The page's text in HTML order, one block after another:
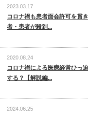
2023.03.17
コロナ禍も患者面会許可を貫
者・患者が殺到...
2020.08.24
コロナ禍による医療経営ひっ
する？【解説編...
2024.06.25